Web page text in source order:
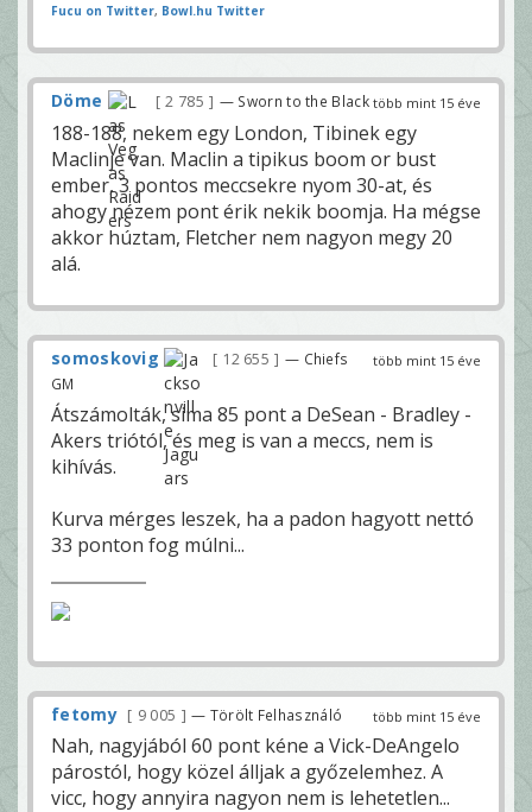
Fucu on Twitter, Bowl.hu Twitter
több mint 15 éve
Döme 2 785 — Sworn to the Black
188-188, nekem egy London, Tibinek egy
Maclinje van. Maclin a tipikus boom or bust
ember, 3 pontos meccsekre nyom 30-at, és
ahogy nézem pont érik nekik boomja. Ha mégse
akkor húztam, Fletcher nem nagyon megy 20
alá.
több mint 15 éve
somoskovig 12 655
— Chiefs
GM
Átszámolták, sima 85 pont a DeSean - Bradley -
Akers triótól, és meg is van a meccs, nem is
kihívás.
Kurva mérges leszek, ha a padon hagyott nettó
33 ponton fog múlni...
több mint 15 éve
fetomy 9 005 — Törölt Felhasználó
Nah, nagyjából 60 pont kéne a Vick-DeAngelo
párostól, hogy közel álljak a győzelemhez. A
vicc, hogy annyira nagyon nem is lehetetlen...